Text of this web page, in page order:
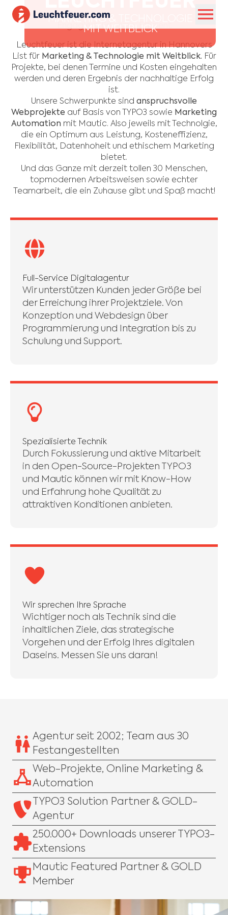
MARKETING & TECHNOLOGIE
MIT WEITBLICK
Leuchtfeuer ist die Internetagentur in Hannovers
List für Marketing & Technologie mit Weitblick. Für
Projekte, bei denen Termine und Kosten eingehalten
werden und deren Ergebnis der nachhaltige Erfolg
ist.
Unsere Schwerpunkte sind anspruchsvolle
Webprojekte auf Basis von TYPO3 sowie Marketing
Automationmit Mautic. Also jeweils mit Technolgie,
die ein Optimum aus Leistung, Kosteneffizienz,
Flexibilität, Datenhoheit und ethischem Marketing
bietet.
Und das Ganze mit derzeit tollen 30 Menschen,
topmodernen Arbeitsweisen sowie echter
Teamarbeit, die ein Zuhause gibt und Spaß macht!
Full-Service Digitalagentur
Wir unterstützen Kunden jeder Größe bei
der Erreichung ihrer Projektziele. Von
Konzeption und Webdesign über
Programmierung und Integration bis zu
Schulung und Support.
Spezialisierte Technik
Durch Fokussierung und aktive Mitarbeit
in den Open-Source-Projekten TYPO3
und Mautic können wir mit Know-How
und Erfahrung hohe Qualität zu
attraktiven Konditionen anbieten.
Wir sprechen Ihre Sprache
Wichtiger noch als Technik sind die
inhaltlichen Ziele, das strategische
Vorgehen und der Erfolg Ihres digitalen
Daseins. Messen Sie uns daran!
Agentur seit 2002; Team aus 30
Festangestellten
Web-Projekte, Online Marketing &
Automation
TYPO3 Solution Partner & GOLD-
Agentur
250.000+ Downloads unserer TYPO3-
Extensions
Mautic Featured Partner & GOLD
Member